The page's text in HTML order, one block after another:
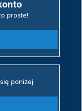
proste!
poniżej.